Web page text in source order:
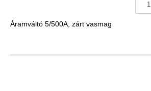
Áramváltó 5/500A, zárt vasmag